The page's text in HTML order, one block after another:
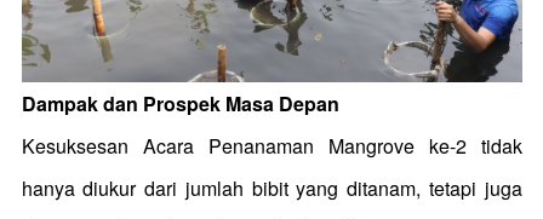
Dampak dan Prospek Masa Depan
Kesuksesan Acara Penanaman Mangrove ke-2 tidak
hanya diukur dari jumlah bibit yang ditanam, tetapi juga